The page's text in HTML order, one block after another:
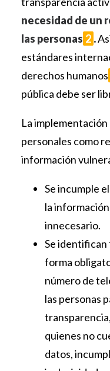
necesidad de un
las personas 2 .
estándares
derechos humanos
pública debe ser
La
personales como
información
Se incumple
la
innecesario.
Se identifican
forma
número de
las personas
quienes no
datos,